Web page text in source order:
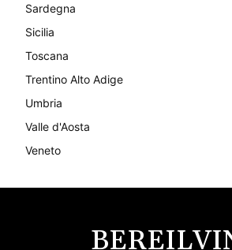
Sardegna
Sicilia
Toscana
Trentino Alto Adige
Umbria
Valle d'Aosta
Veneto